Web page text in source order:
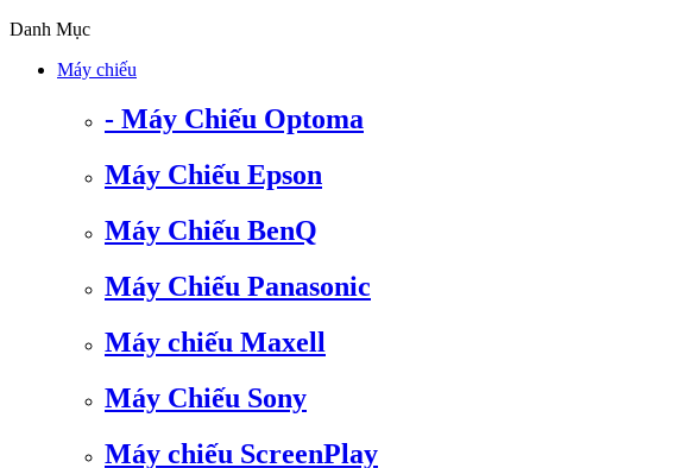
Danh Mục
Máy chiếu
- Máy Chiếu Optoma
Máy Chiếu Epson
Máy Chiếu BenQ
Máy Chiếu Panasonic
Máy chiếu Maxell
Máy Chiếu Sony
Máy chiếu ScreenPlay